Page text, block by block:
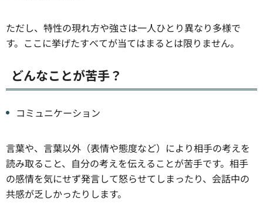
ただし、特性の現れ方や強さは一人ひとり異なり多様で
す。ここに挙げたすべてが当てはまるとは限りません。
どんなことが苦手？
コミュニケーション
言葉や、言葉以外（表情や態度など）により相手の考えを
読み取ること、自分の考えを伝えることが苦手です。相手
の感情を気にせず発言して怒らせてしまったり、会話中の
共感が乏しかったりします。